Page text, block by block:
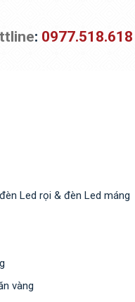
: 0977.518.618
Led rọi & đèn Led máng
vàng